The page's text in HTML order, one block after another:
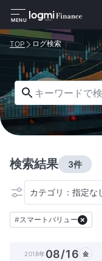
MENU
TOP ログ検索
検索結果 3件
カテゴリ：指定な
#スマートバリュー
2018年08/16 金